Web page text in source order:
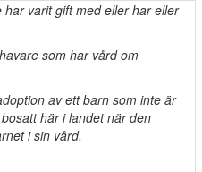
varit gift med eller har eller
som har vård om
av ett barn som inte är
här i landet när den
i sin vård.